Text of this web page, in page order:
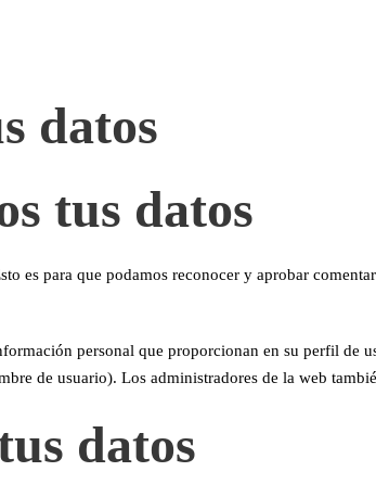
datos
tus datos
es para que podamos reconocer y aprobar
personal que proporcionan en su perfil de
de usuario). Los administradores de la web
datos